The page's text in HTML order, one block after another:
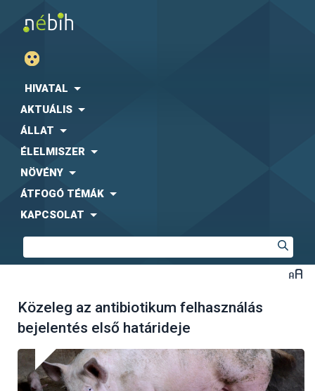
HIVATAL
AKTUÁLIS
ÁLLAT
ÉLELMISZER
NÖVÉNY
ÁTFOGÓ TÉMÁK
KAPCSOLAT
Közeleg az antibiotikum felhasználás
bejelentés első határideje